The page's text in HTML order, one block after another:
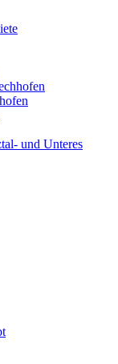
und Unteres